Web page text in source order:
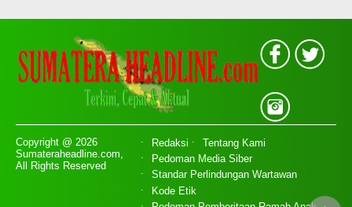
Copyright @ 2026
Sumateraheadline.com,
All Rights Reserved
Redaksi
Tentang Kami
Pedoman Media Siber
Standar Perlindungan Wartawan
Kode Etik